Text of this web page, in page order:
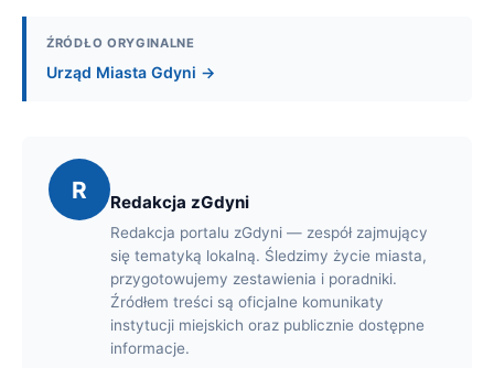
ŹRÓDŁO ORYGINALNE
Urząd Miasta Gdyni →
R Redakcja zGdyni
Redakcja portalu zGdyni — zespół zajmujący
się tematyką lokalną. Śledzimy życie miasta,
przygotowujemy zestawienia i poradniki.
Źródłem treści są oficjalne komunikaty
instytucji miejskich oraz publicznie dostępne
informacje.